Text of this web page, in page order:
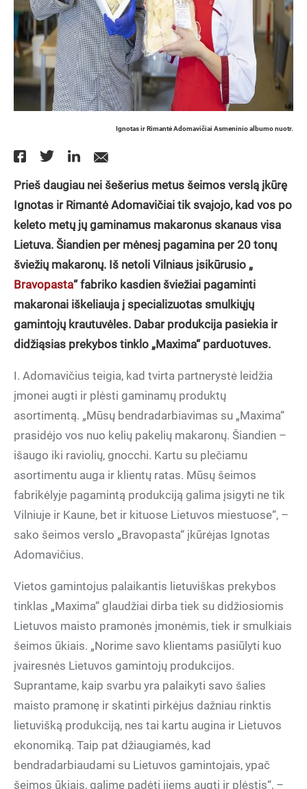
Ignotas ir Rimantė Adomavičiai Asmeninio albumo nuotr.
Prieš daugiau nei šešerius metus šeimos verslą įkūrę
Ignotas ir Rimantė Adomavičiai tik svajojo, kad vos po
keleto metų jų gaminamus makaronus skanaus visa
Lietuva. Šiandien per mėnesį pagamina per 20 tonų
šviežių makaronų. Iš netoli Vilniaus įsikūrusio „
Bravopasta“ fabriko kasdien šviežiai pagaminti
makaronai iškeliauja į specializuotas smulkiųjų
gamintojų krautuvėles. Dabar produkcija pasiekia ir
didžiąsias prekybos tinklo „Maxima“ parduotuves.
I. Adomavičius teigia, kad tvirta partnerystė leidžia
įmonei augti ir plėsti gaminamų produktų
asortimentą. „Mūsų bendradarbiavimas su „Maxima“
prasidėjo vos nuo kelių pakelių makaronų. Šiandien –
išaugo iki raviolių, gnocchi. Kartu su plečiamu
asortimentu auga ir klientų ratas. Mūsų šeimos
fabrikėlyje pagamintą produkciją galima įsigyti ne tik
Vilniuje ir Kaune, bet ir kituose Lietuvos miestuose“, –
sako šeimos verslo „Bravopasta“ įkūrėjas Ignotas
Adomavičius.
Vietos gamintojus palaikantis lietuviškas prekybos
tinklas „Maxima“ glaudžiai dirba tiek su didžiosiomis
Lietuvos maisto pramonės įmonėmis, tiek ir smulkiais
šeimos ūkiais. „Norime savo klientams pasiūlyti kuo
įvairesnės Lietuvos gamintojų produkcijos.
Suprantame, kaip svarbu yra palaikyti savo šalies
maisto pramonę ir skatinti pirkėjus dažniau rinktis
lietuvišką produkciją, nes tai kartu augina ir Lietuvos
ekonomiką. Taip pat džiaugiamės, kad
bendradarbiaudami su Lietuvos gamintojais, ypač
šeimos ūkiais, galime padėti jiems augti ir plėstis“, –